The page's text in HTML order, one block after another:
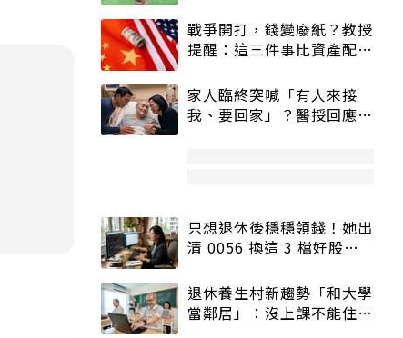
戰爭開打，錢變廢紙？教授
提醒：這三件事比資產配置
家人臨終突喊「有人來接
我、要回家」？醫授回應方
只想退休後穩穩領錢！她出
清 0056 換這 3 檔好股：
退休養生村新趨勢「和大學
當鄰居」：沒上課不能住、